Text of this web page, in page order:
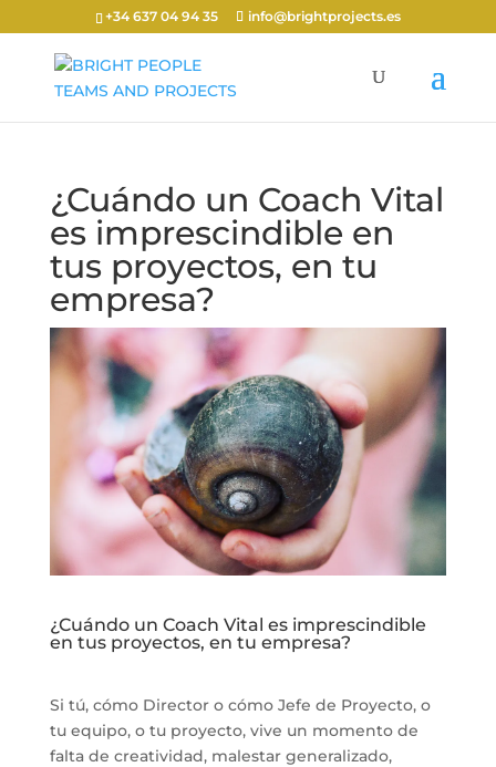
+34 637 04 94 35 info@brightprojects.es
¿Cuándo un Coach Vital
es imprescindible en
tus proyectos, en tu
empresa?
¿Cuándo un Coach Vital es imprescindible
en tus proyectos, en tu empresa?
Si tú, cómo Director o cómo Jefe de Proyecto, o
tu equipo, o tu proyecto, vive un momento de
falta de creatividad, malestar generalizado,